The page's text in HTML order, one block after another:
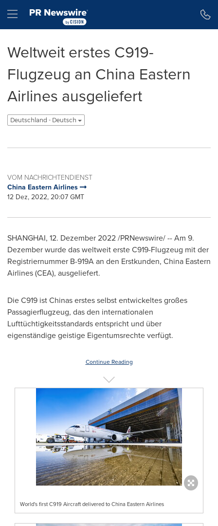
Hamburger menu
Weltweit erstes C919-
Flugzeug an China Eastern
Airlines ausgeliefert
Deutschland - Deutsch
VOM NACHRICHTENDIENST
China Eastern Airlines
12 Dez, 2022, 20:07 GMT
SHANGHAI, 12. Dezember 2022/PRNewswire/ -- Am 9.
Dezember wurde das weltweit erste C919-Flugzeug mit der
Registriernummer B-919A an den Erstkunden, China Eastern
Airlines (CEA), ausgeliefert.
Die C919 ist Chinas erstes selbst entwickeltes großes
Passagierflugzeug, das den internationalen
Lufttüchtigkeitsstandards entspricht und über
eigenständige geistige Eigentumsrechte verfügt.
Continue Reading
World's first C919 Aircraft delivered to China Eastern Airlines